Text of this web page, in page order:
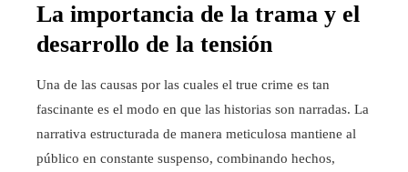
La importancia de la trama y el
desarrollo de la tensión
Una de las causas por las cuales el true crime es tan
fascinante es el modo en que las historias son narradas. La
narrativa estructurada de manera meticulosa mantiene al
público en constante suspenso, combinando hechos,